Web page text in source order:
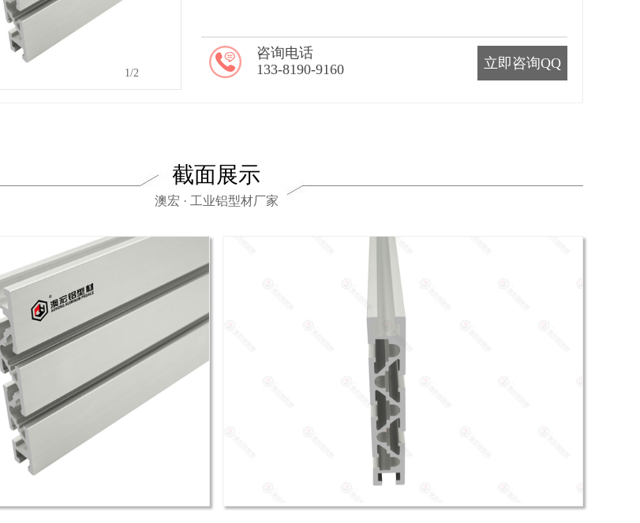
2/2
立即咨询QQ
咨询电话
133-8190-9160
截面展示
澳宏 · 工业铝型材厂家